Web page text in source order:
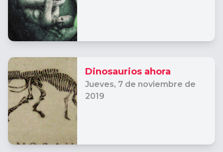
Dinosaurios ahora
Jueves, 7 de noviembre de
2019